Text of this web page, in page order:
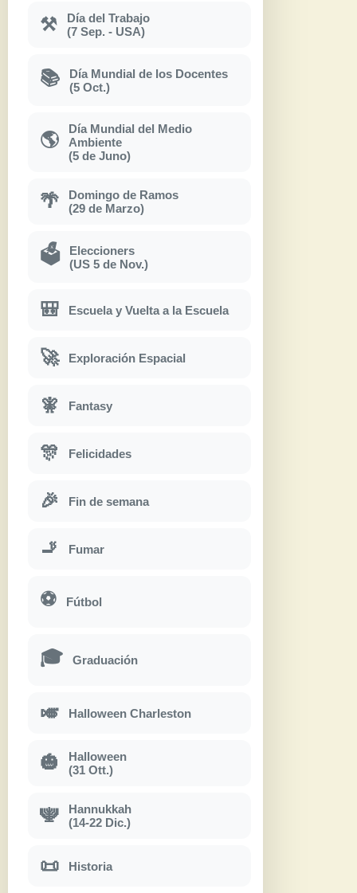
⚒
Día del Trabajo
(7 Sep. - USA)
📚
Día Mundial de los Docentes
(5 Oct.)
🌎
Día Mundial del Medio
Ambiente
(5 de Juno)
🌴
Domingo de Ramos
(29 de Marzo)
🗳
Eleccioners
(US 5 de Nov.)
🎒 Escuela y Vuelta a la Escuela
🚀 Exploración Espacial
🧚 Fantasy
🎊 Felicidades
🎉 Fin de semana
🚬 Fumar
⚽ Fútbol
🎓 Graduación
🎺 Halloween Charleston
🎃
Halloween
(31 Ott.)
🕎
Hannukkah
(14-22 Dic.)
📜 Historia